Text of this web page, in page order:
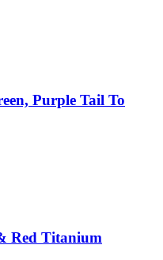
Purple Tail To
Red Titanium